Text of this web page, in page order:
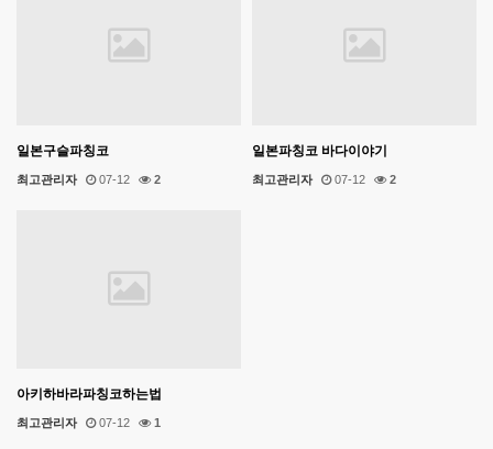
일본구슬파칭코
최고관리자 07-12 2
일본파칭코 바다이야기
최고관리자 07-12 2
아키하바라파칭코하는법
최고관리자 07-12 1